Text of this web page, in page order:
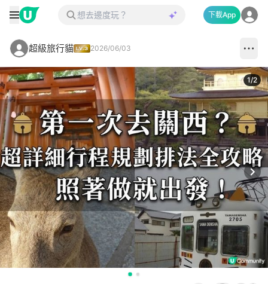
下載App
超級旅行貓 2026/06/03
1/2